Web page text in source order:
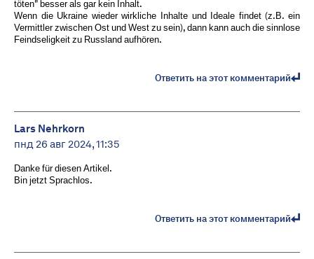
töten" besser als gar kein Inhalt.
Wenn die Ukraine wieder wirkliche Inhalte und Ideale findet (z.B. ein
Vermittler zwischen Ost und West zu sein), dann kann auch die sinnlose
Feindseligkeit zu Russland aufhören.
Ответить на этот комментарий
Lars Nehrkorn
пнд 26 авг 2024, 11:35
Danke für diesen Artikel.
Bin jetzt Sprachlos.
Ответить на этот комментарий